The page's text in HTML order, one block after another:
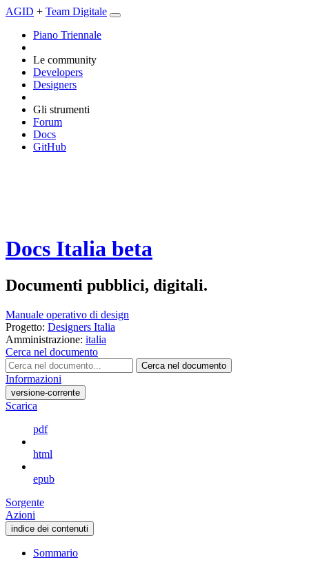
AGID + Team Digitale
Piano Triennale
Le community
Developers
Designers
Gli strumenti
Forum
Docs
GitHub
Docs Italia beta
Documenti pubblici, digitali.
Manuale operativo di design
Progetto: Designers Italia
Amministrazione: italia
Cerca nel documento
Cerca nel documento
Informazioni
versione-corrente
Scarica
pdf
html
epub
Sorgente
Azioni
indice dei contenuti
Sommario